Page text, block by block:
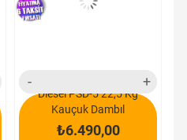
Diesel PSD-5 22,5 Kg
Kauçuk Dambıl
₺6.490,00
ürün